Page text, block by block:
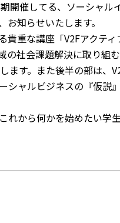
開催してる、ソーシャル
知らせいたします。
貴重な講座「V2Fアクテ
の社会課題解決に取り組
ます。また後半の部は、
シャルビジネスの『仮
れから何かを始めたい学